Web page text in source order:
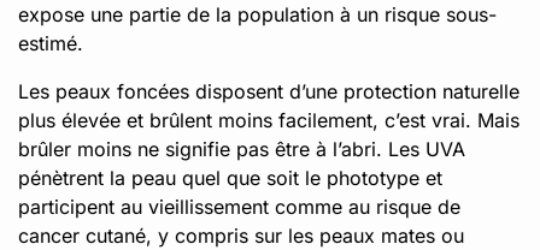
expose une partie de la population à un risque sous-
estimé.
Les peaux foncées disposent d’une protection naturelle
plus élevée et brûlent moins facilement, c’est vrai. Mais
brûler moins ne signifie pas être à l’abri. Les UVA
pénètrent la peau quel que soit le phototype et
participent au vieillissement comme au risque de
cancer cutané, y compris sur les peaux mates ou